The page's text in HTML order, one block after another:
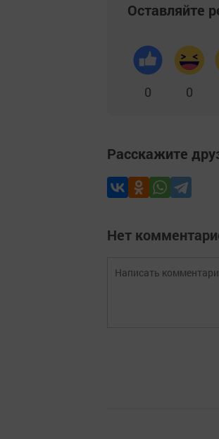
Оставляйте
0 0
Расскажите
Нет